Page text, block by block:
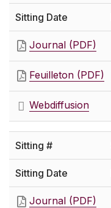
Journal (PDF)
Feuilleton (PDF)
Webdiffusion
Journal (PDF)